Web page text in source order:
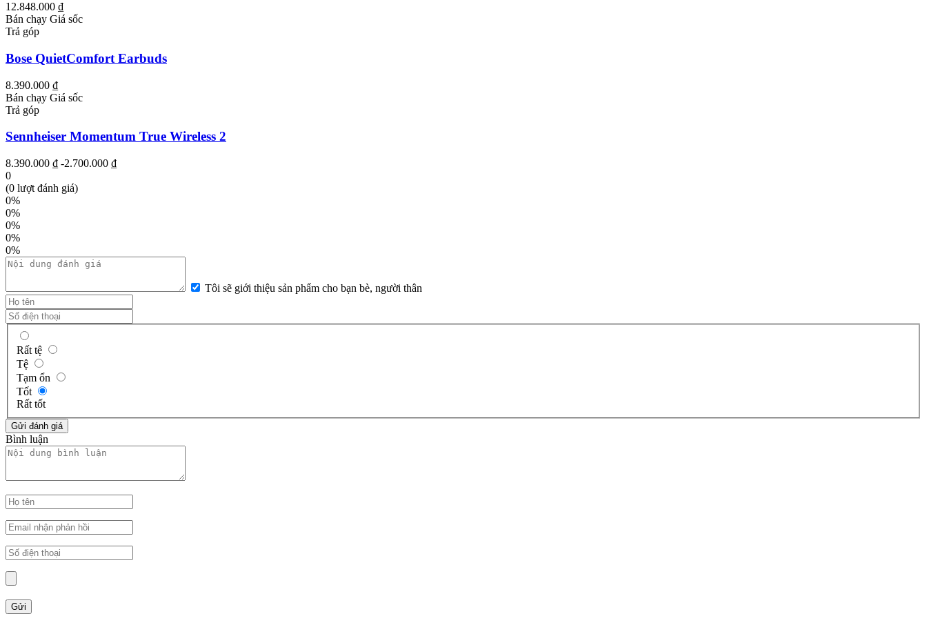
12.848.000 ₫
Bán chạy Giá sốc
Trả góp
Bose QuietComfort Earbuds
8.390.000 ₫
Bán chạy Giá sốc
Trả góp
Sennheiser Momentum True Wireless 2
8.390.000 ₫ -2.700.000 ₫
0
(0 lượt đánh giá)
0%
0%
0%
0%
0%
Tôi sẽ giới thiệu sản phẩm cho bạn bè, người thân
Rất tệ
Tệ
Tạm ổn
Tốt
Rất tốt
Bình luận